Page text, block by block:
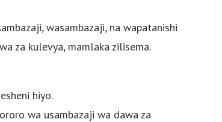
wasambazaji, na wapatanishi
za kulevya, mamlaka zilisema.
hiyo.
wa usambazaji wa dawa za